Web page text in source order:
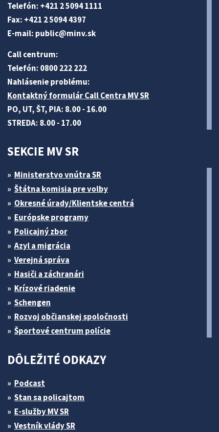
Telefón: +421 2 5094 1111
Fax: +421 2 5094 4397
E-mail: public@minv.sk
Call centrum:
Telefón: 0800 222 222
Nahlásenie problému:
Kontaktný formulár Call Centra MV SR
PO, UT, ŠT, PIA: 8.00 - 16.00
STREDA: 8.00 - 17.00
SEKCIE MV SR
Ministerstvo vnútra SR
Štátna komisia pre volby
Okresné úrady/Klientske centrá
Európske programy
Policajný zbor
Azyl a migrácia
Verejná správa
Hasiči a záchranári
Krízové riadenie
Schengen
Rozvoj občianskej spoločnosti
Športové centrum polície
DÔLEŽITÉ ODKAZY
Podcast
Stan sa policajtom
E-služby MV SR
Vestník vlády SR